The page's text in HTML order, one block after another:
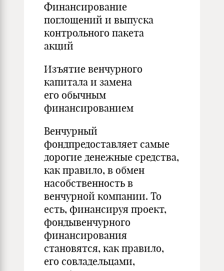
Финансирование
поглощений и выпуска
контрольного пакета
акций
Изъятие венчурного
капитала и замена
его обычным
финансированием
Венчурный
фондпредоставляет самые
дорогие денежные средства,
как правило, в обмен
насобственность в
венчурной компании. То
есть, финансируя проект,
фондывенчурного
финансирования
становятся, как правило,
его совладельцами,